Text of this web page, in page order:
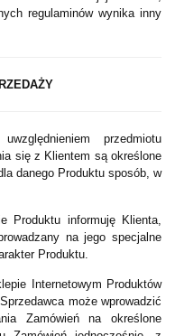
regulaminów wynika inny
przedmiotu
się z Klientem są określone
danego Produktu sposób, w
Produktu informuję Klienta,
na jego specjalne
Produktu.
Internetowym Produktów
może wprowadzić
Zamówień na określone